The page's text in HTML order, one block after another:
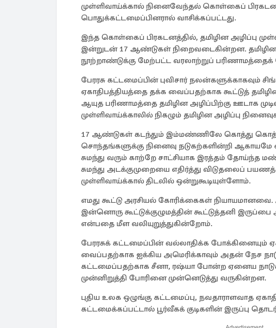
முள்ளிவாய்க்கால் நினைவேந்தல் கொள்கைப்
பொதுக்கட்டமைப்பினரால் வாசிக்கப்பட்டது.
இந்த கொள்கைப் பிரகடனத்தில், தமிழின அழிப்பு
இன்றுடன் 17 ஆண்டுகள் நிறைவடைகின்றன. தமிழின
நூற்றாண்டுக்கு மேற்பட்ட வரலாற்றுப்
பேரரசு கட்டமைப்பின் புவிசார் நலன்களுக்காகவும்
ஏகாதிபத்தியத்தை தக்க வைப்பதற்காக கூட்டுத்
ஆயுத பரிணாமத்தை தமிழின அழிப்பிற்கு ஊடாக
முள்ளிவாய்க்காலில் நிகழும் தமிழின அழிப்பு
17 ஆண்டுகள் கடந்தும் இம்மண்ணிலே கொத்து
சொந்தங்களுக்கு நினைவு நடுகற்களின்றி
சுமந்து வரும் காற்றே சாட்சியாக இரத்தம்
சுமந்து அடக்குமுறையை எதிர்த்து விடுதலைப்
முள்ளிவாய்க்கால் திடலில் ஒன்றுகூடியுள்ளோம்.
எமது கூட்டு அரசியல் கோரிக்கைகள்
இன்னொரு கூட்டுக்குழுமத்தின் கூட்டுத்தனி
என்பதை மீள வலியுறுத்துகின்றோம்.
பேரரசுக் கட்டமைப்பின் வல்லாதிக்க போக்கினையும்
வைப்பதற்காக ஐக்கிய அமெரிக்காவும் அதன் நேச
கட்டமைப்பதற்காக சீனா, ரஷ்யா போன்ற ஏனைய
முன்னிறுத்தி போரினை முன்னெடுத்து வருகின்றன.
புதிய உலக ஒழுங்கு கட்டமைப்பு, நவதாராளவாத
கட்டமைக்கப்பட்டால் பூர்வீகக் குடிகளின் இருப்பு